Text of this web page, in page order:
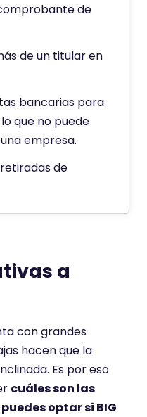
de
de un titular en
bancarias para
que no puede
empresa.
de
a
con grandes
hacen que la
Es por eso
cuáles son las
optar si BIG